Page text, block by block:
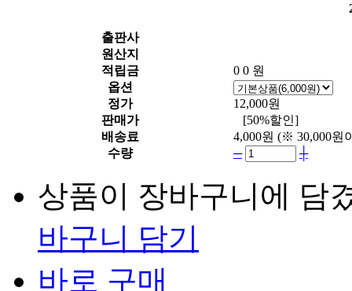
출판사
원산지
적립금
0 0 원
옵션
정가
12,000원
판매가
[50%할인]
배송료
4,000원 (※ 30,000원
수량
─ ┼
상품이 장바구니에 담
바구니 담기
바로 구매